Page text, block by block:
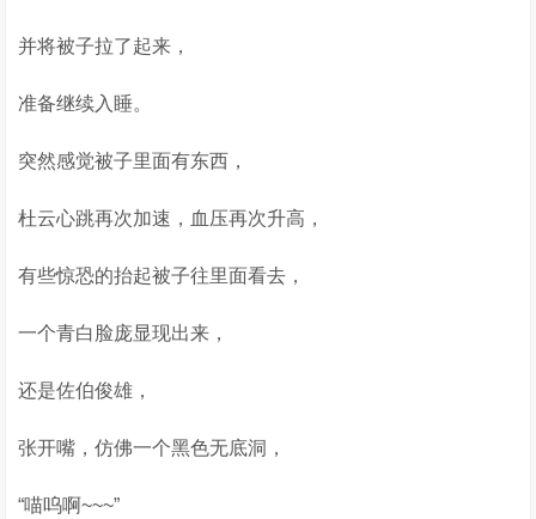
并将被子拉了起来，
准备继续入睡。
突然感觉被子里面有东西，
杜云心跳再次加速，血压再次升高，
有些惊恐的抬起被子往里面看去，
一个青白脸庞显现出来，
还是佐伯俊雄，
张开嘴，仿佛一个黑色无底洞，
“喵呜啊~~~”